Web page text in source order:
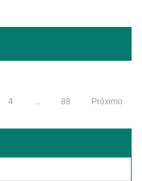
4 ... 88 Próximo